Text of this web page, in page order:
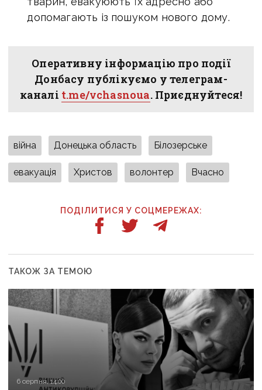
допомагають із пошуком нового дому.
Оперативну інформацію про події
Донбасу публікуємо у телеграм-
каналі t.me/vchasnoua. Приєднуйтеся!
війна Донецька область Білозерське
евакуація Христов волонтер Вчасно
ПОДІЛИТИСЯ У СОЦМЕРЕЖАХ:
ТАКОЖ ЗА ТЕМОЮ
6 серпня, 14:00